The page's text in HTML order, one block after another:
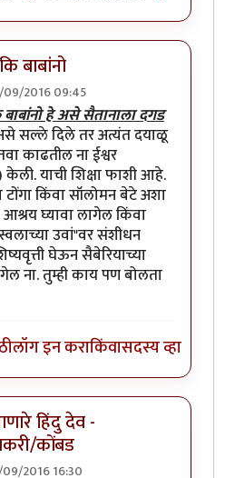
बाबांनो
09/2016 09:45
आहे चम्पक राव पनbyश्री गावसेना
बाबांनो हे असे सैतानाला दगड
सल्ले दिले तर अत्यंत दयाळू
काढतील ना ईश्वर
याची शिक्षा फाशी आहे.
टोंगा किंवा सॉलोमन बेटे अशा
घ्यावा लागेल किंवा
उवां"वर संशीधन
घेऊन सैबेरियाच्या
ना. तुम्ही काय पण बोलता
लॉग इन कराकिंवासदस्य व्हा
हिंदु देव -
कोंबड
09/2016 16:30